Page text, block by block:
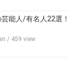
能人/有名人22選
/ 459 view